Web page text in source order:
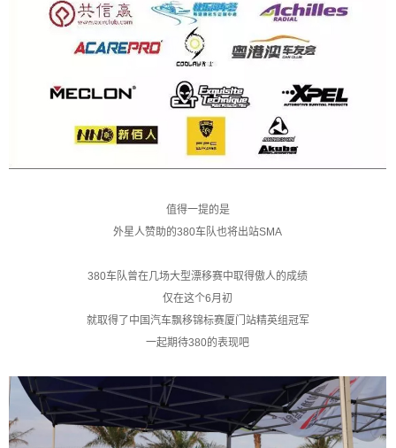
值得一提的是
外星人赞助的380车队也将出站SMA
380车队曾在几场大型漂移赛中取得傲人的成绩
仅在这个6月初
就取得了中国汽车飘移锦标赛厦门站精英组冠军
一起期待380的表现吧